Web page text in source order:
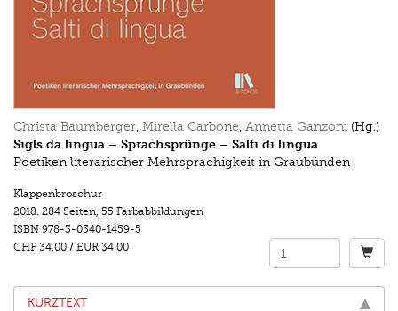
Christa Baumberger, Mirella Carbone, Annetta Ganzoni (Hg.)
Sigls da lingua – Sprachsprünge – Salti di lingua
Poetiken literarischer Mehrsprachigkeit in Graubünden
Klappenbroschur
2018. 284 Seiten, 55 Farbabbildungen
ISBN 978-3-0340-1459-5
CHF 34.00 / EUR 34.00
KURZTEXT